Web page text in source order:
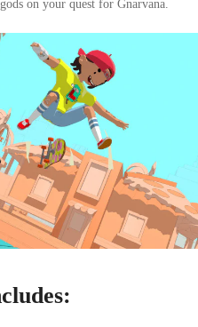
on your quest for Gnarvana.